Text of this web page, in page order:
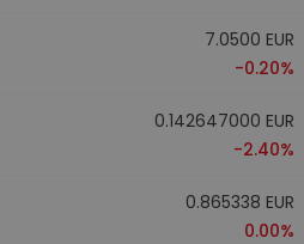
7.0500 EUR
-0.20%
0.142647000 EUR
-2.40%
0.865338 EUR
0.00%